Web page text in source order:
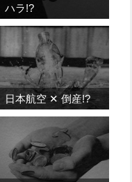
ハラ!?
日本航空 ✕ 倒産!?